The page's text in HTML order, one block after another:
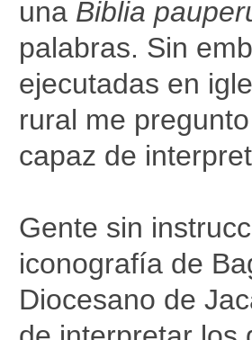
una Biblia
palabras. Sin
ejecutadas en
rural me
capaz de
Gente sin
iconografía de
Diocesano de